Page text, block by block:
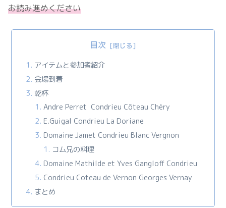
お読み進めください
目次
アイテムと参加者紹介
会場到着
乾杯
Andre Perret Condrieu Côteau Chéry
E.Guigal Condrieu La Doriane
Domaine Jamet Condrieu Blanc Vergnon
コム兄の料理
Domaine Mathilde et Yves Gangloff Condrieu
Condrieu Coteau de Vernon Georges Vernay
まとめ